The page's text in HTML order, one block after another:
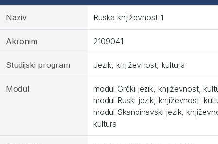
Naziv Ruska književnost 1
Akronim 2109041
Studijski program Jezik, književnost, kultura
Modul
modul Grčki jezik, književnost,
modul Ruski jezik, književnost,
modul Skandinavski jezik,
kultura